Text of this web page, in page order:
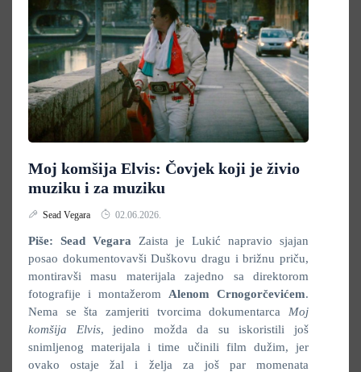
Moj komšija Elvis: Čovjek koji je živio
muziku i za muziku
Sead Vegara 02.06.2026.
Piše: Sead Vegara Zaista je Lukić napravio sjajan
posao dokumentovavši Duškovu dragu i brižnu priču,
montiravši masu materijala zajedno sa direktorom
fotografije i montažerom Alenom Crnogorčevićem.
Nema se šta zamjeriti tvorcima dokumentarca Moj
komšija Elvis, jedino možda da su iskoristili još
snimljenog materijala i time učinili film dužim, jer
ovako ostaje žal i želja za još par momenata